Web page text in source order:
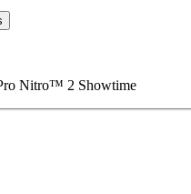
Nitro™ 2 Showtime